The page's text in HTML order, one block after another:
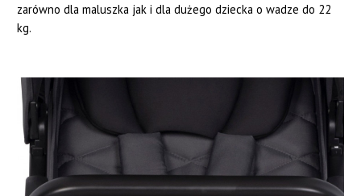
zarówno dla maluszka jak i dla dużego dziecka o wadze do 22
kg.